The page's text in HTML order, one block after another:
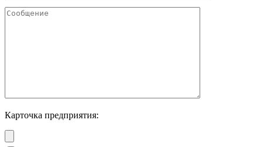
Карточка предприятия: